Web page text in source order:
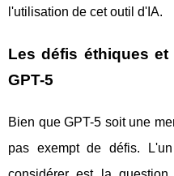
l'utilisation de cet outil d'IA.
Les défis éthiques
GPT-5
Bien que GPT-5 soit une
pas exempt de défis.